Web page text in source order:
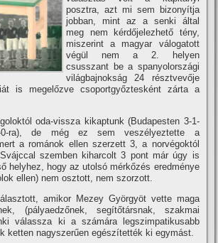
posztra, azt mi sem bizonyí­tja
jobban, mint az a senki által
meg nem kérdőjelezhető tény,
miszerint a magyar válogatott
végül nem a 2. helyen
csusszant be a spanyolországi
világbajnokság 24 résztvevője
is megelőzve csoportgyőztesként zárta a
oda-vissza kikaptunk (Budapesten 3-1-
0-ra), de még ez sem veszélyeztette a
a románok ellen szerzett 3, a norvégoktól
szemben kiharcolt 3 pont már úgy is
helyhez, hogy az utolsó mérkőzés eredménye
ellen) nem osztott, nem szorzott.
amikor Mezey Györgyöt vette maga
(pályaedzőnek, segí­tőtársnak, szakmai
válassza ki a számára legszimpatikusabb
ketten nagyszerűen egészí­tették ki egymást.